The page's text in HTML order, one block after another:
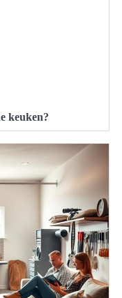
keuken?